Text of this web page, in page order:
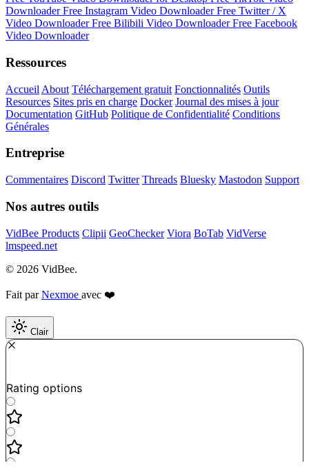
DownloaderFree Instagram Video DownloaderFree Twitter / X
Video DownloaderFree Bilibili Video DownloaderFree Facebook
Video Downloader
Ressources
Accueil About Téléchargement gratuit Fonctionnalités Outils
Resources Sites pris en charge Docker Journal des mises à jour
Documentation GitHub Politique de Confidentialité Conditions
Générales
Entreprise
Commentaires Discord Twitter Threads Bluesky Mastodon Support
Nos autres outils
VidBee Products Clipii GeoChecker Viora BoTab VidVerse
lmspeed.net
© 2026 VidBee.
Fait parNexmoe avec ❤️
Clair
Rating options